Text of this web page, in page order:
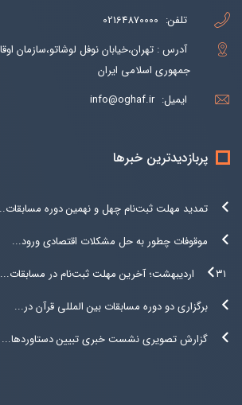
تلفن: 02164870000
آدرس : تهران،خیابان نوفل لوشاتو،سازمان
جمهوری اسلامی ایران
ایمیل: info@oghaf.ir
پربازدیدترین خبرها
تمدید مهلت ثبت‌نام چهل و نهمین دوره
موقوفات چطور به حل مشکلات اقتصادی ورود...
۳۱ اردیبهشت؛ آخرین مهلت ثبت‌نام در مسابقات...
برگزاری دو دوره مسابقات بین المللی قرآن در...
گزارش تصویری نشست خبری تبیین دستاوردها...